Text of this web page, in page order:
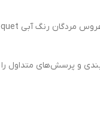
و پرسش‌های متداول را